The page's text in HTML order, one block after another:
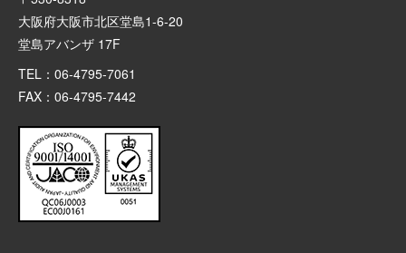
大阪府大阪市北区堂島1-6-20
堂島アバンザ 17F
TEL：06-4795-7061
FAX：06-4795-7442